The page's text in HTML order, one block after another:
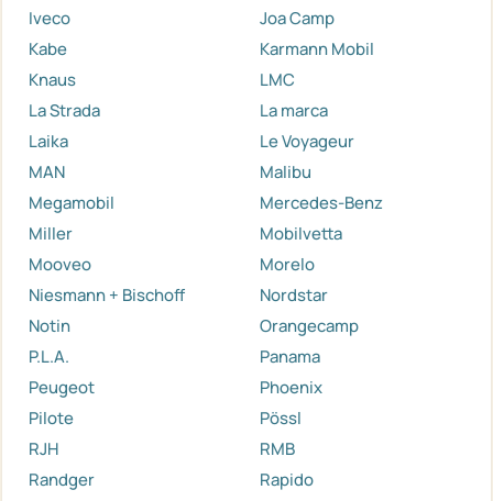
Iveco
Joa Camp
Kabe
Karmann Mobil
Knaus
LMC
La Strada
La marca
Laika
Le Voyageur
MAN
Malibu
Megamobil
Mercedes-Benz
Miller
Mobilvetta
Mooveo
Morelo
Niesmann + Bischoff
Nordstar
Notin
Orangecamp
P.L.A.
Panama
Peugeot
Phoenix
Pilote
Pössl
RJH
RMB
Randger
Rapido